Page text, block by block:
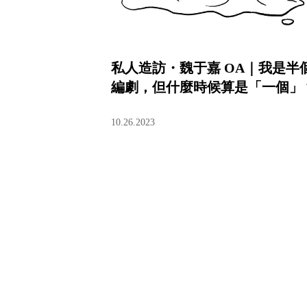
私人造訪・魏于嘉 OA｜我是半
編劇，但什麼時候算是「一個」
10.26.2023